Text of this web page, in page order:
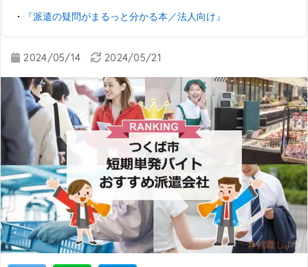
・ 『派遣の疑問がまるっと分かる本／法人向け』
2024/05/14 2024/05/21